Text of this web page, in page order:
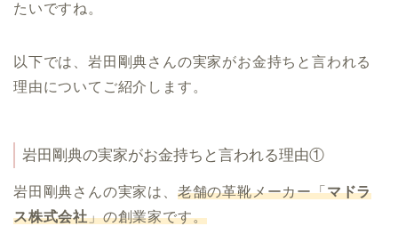
たいですね。
以下では、岩田剛典さんの実家がお金持ちと言われる
理由についてご紹介します。
岩田剛典の実家がお金持ちと言われる理由①
岩田剛典さんの実家は、 老舗の革靴メーカー「マドラ
ス株式会社」の創業家です。